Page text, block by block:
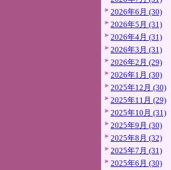
2026年6月 (30)
2026年5月 (31)
2026年4月 (31)
2026年3月 (31)
2026年2月 (29)
2026年1月 (30)
2025年12月 (30)
2025年11月 (29)
2025年10月 (31)
2025年9月 (30)
2025年8月 (32)
2025年7月 (31)
2025年6月 (30)